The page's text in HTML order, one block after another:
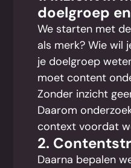
doelgroep
We starten met
als merk? Wie wil
je doelgroep
moet content
Zonder inzicht
Daarom
context voordat
2.
Daarna bepalen